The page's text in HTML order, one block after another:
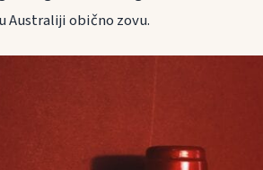
Australiji obično zovu.